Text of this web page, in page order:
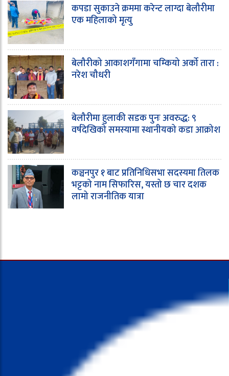
कपडा सुकाउने क्रममा करेन्ट लाग्दा बेलौरीमा
एक महिलाको मृत्यु
बेलौरीको आकाशगँगामा चम्कियो अर्को तारा :
नरेश चौधरी
बेलौरीमा हुलाकी सडक पुनः अवरुद्ध: ९
वर्षदेखिको समस्यामा स्थानीयको कडा आक्रोश
कञ्चनपुर १ बाट प्रतिनिधिसभा सदस्यमा तिलक
भट्टको नाम सिफारिस, यस्तो छ चार दशक
लामो राजनीतिक यात्रा